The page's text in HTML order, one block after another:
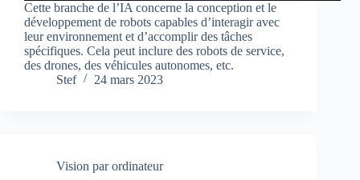
Cette branche de l’IA concerne la conception et le
développement de robots capables d’interagir avec
leur environnement et d’accomplir des tâches
spécifiques. Cela peut inclure des robots de service,
des drones, des véhicules autonomes, etc.
Stef
24 mars 2023
Vision par ordinateur